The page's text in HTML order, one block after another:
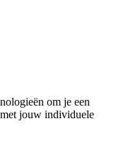
om je een
jouw individuele